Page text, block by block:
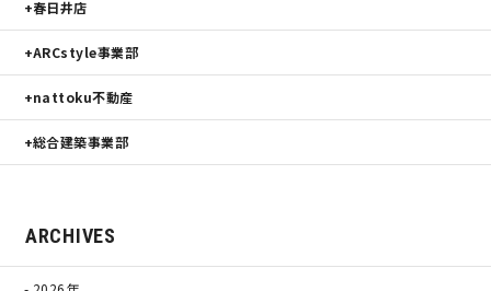
春日井店
ARCstyle事業部
nattoku不動産
総合建築事業部
ARCHIVES